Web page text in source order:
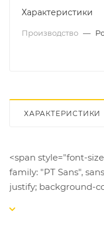
Характеристики
Производство —
ХАРАКТЕРИСТИКИ
<span style="font-
family: "PT Sans",
justify; background-